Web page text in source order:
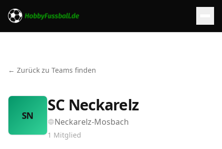
← Zurück zu Teams finden
SN
SC Neckarelz
Neckarelz-Mosbach
1 Mitglied